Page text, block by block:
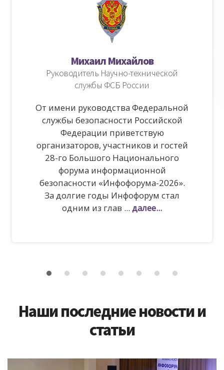
Михаил Михайлов
Руководитель Научно-технической
службы ФСБ России
От имени руководства Федеральной
службы безопасности Российской
Федерации приветствую
организаторов, участников и гостей
28-го Большого Национального
форума информационной
безопасности «Инфофорума-2026».
За долгие годы Инфофорум стал
одним из глав ... далее...
Наши последние новости и
статьи